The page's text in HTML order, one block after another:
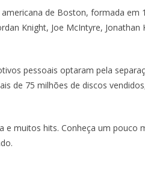
de Boston, formada em
Knight, Joe McIntyre, Jonathan
pessoais optaram pela
de 75 milhões de discos
e muitos hits. Conheça um pouco